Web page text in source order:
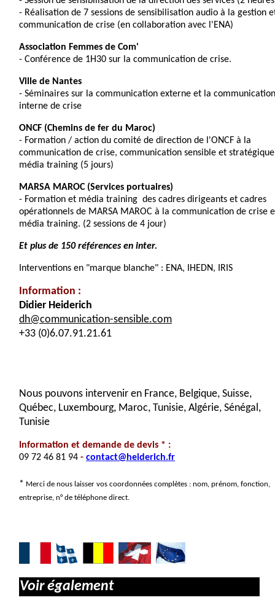
- Réalisation de 7 sessions de sensibilisation audio à la gestion
communication de crise (en collaboration avec l'ENA)
Association Femmes de Com'
- Conférence de 1H30 sur la communication de crise.
Ville de Nantes
- Séminaires sur la communication externe et la communication
interne de crise
ONCF (Chemins de fer du Maroc)
- Formation / action du comité de direction de l'ONCF à la
communication de crise, communication sensible et
média training (5 jours)
MARSA MAROC (Services portuaires)
- Formation et média training des cadres dirigeants et cadres
opérationnels de MARSA MAROC à la communication de crise
média training. (2 sessions de 4 jour)
Et plus de 150 références en inter.
Interventions en "marque blanche" : ENA, IHEDN, IRIS
Information :
Didier Heiderich
dh@communication-sensible.com
+33 (0)6.07.91.21.61
Nous pouvons intervenir en France, Belgique, Suisse,
Québec, Luxembourg, Maroc, Tunisie, Algérie, Sénégal,
Tunisie
Information et demande de devis * :
09 72 46 81 94 - contact@heiderich.fr
* Merci de nous laisser vos coordonnées complètes : nom, prénom, fonction,
entreprise, n° de téléphone direct.
Voir également